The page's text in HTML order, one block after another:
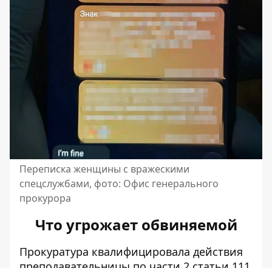
Переписка женщины с вражескими
спецслужбами, фото: Офис генерального
прокурора
Что угрожает обвиняемой
Прокуратура квалифицировала действия